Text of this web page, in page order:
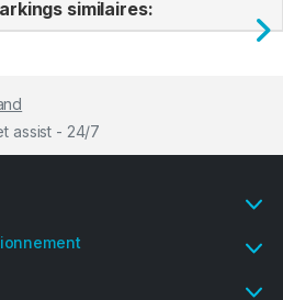
similaires:
assist - 24/7